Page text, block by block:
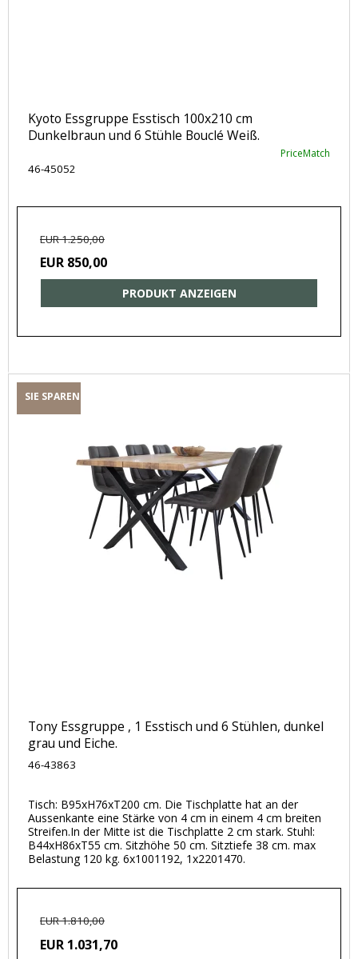
Kyoto Essgruppe Esstisch 100x210 cm
Dunkelbraun und 6 Stühle Bouclé Weiß.
PriceMatch
46-45052
EUR 1.250,00
EUR 850,00
PRODUKT ANZEIGEN
SIE SPAREN
Tony Essgruppe , 1 Esstisch und 6 Stühlen, dunkel
grau und Eiche.
46-43863
Tisch: B95xH76xT200 cm. Die Tischplatte hat an der
Aussenkante eine Stärke von 4 cm in einem 4 cm breiten
Streifen.In der Mitte ist die Tischplatte 2 cm stark. Stuhl:
B44xH86xT55 cm. Sitzhöhe 50 cm. Sitztiefe 38 cm. max
Belastung 120 kg. 6x1001192, 1x2201470.
EUR 1.810,00
EUR 1.031,70